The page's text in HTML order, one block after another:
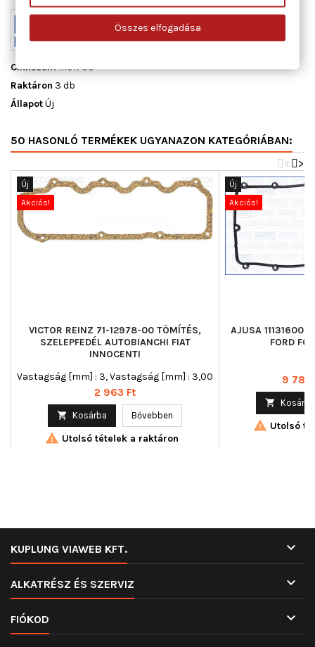
Cikkszám11101700
Raktáron 3 db
ÁllapotÚj
50 HASONLÓ TERMÉKEK UGYANAZON KATEGÓRIÁBAN:
>
<
Új
Akciós!
VICTOR REINZ 71-12978-00 TÖMÍTÉS,
SZELEPFEDÉL AUTOBIANCHI FIAT
INNOCENTI
Vastagság [mm] : 3, Vastagság [mm] : 3,00
Ár
2 963 Ft
 Kosárba Bővebben
 Utolsó tételek a raktáron
Új
Akciós!
AJUSA 11131600
FORD
Ár
9 783
 Kosárba
 Utolsó
KUPLUNG VIAWEB KFT. 
ALKATRÉSZ ÉS SZERVIZ 
FIÓKOD 
Összes elfogadása